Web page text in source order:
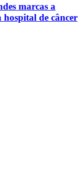
marcas a
hospital de câncer